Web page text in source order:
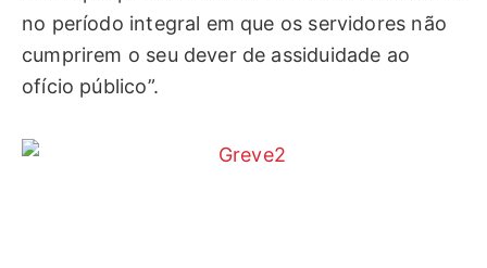
no período integral em que os servidores não
cumprirem o seu dever de assiduidade ao
ofício público”.